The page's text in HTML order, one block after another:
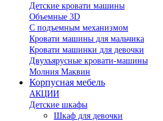
Детские кровати машины
Объемные 3D
С подъемным механизмом
Кровати машины для мальчика
Кровати машинки для девочки
Двухъярусные кровати-машины
Молния Маквин
Корпусная мебель
АКЦИИ
Детские шкафы
Шкаф для девочки